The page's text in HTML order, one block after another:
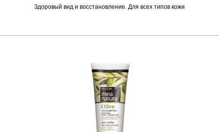
Здоровый вид и восстановление. Для всех типов кожи